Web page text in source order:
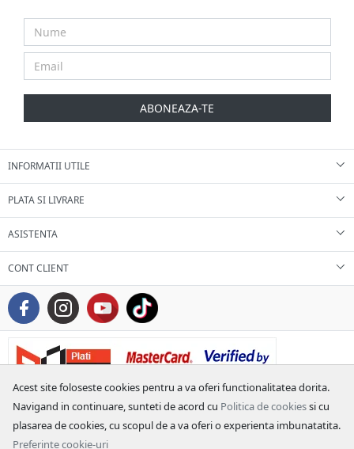
Acest site foloseste cookies pentru a va oferi functionalitatea dorita.
Navigand in continuare, sunteti de acord cu Politica de cookiessi cu
plasarea de cookies, cu scopul de a va oferi o experienta imbunatatita.
Preferinte cookie-uri
ABONEAZA-TE
INFORMATII UTILE
PLATA SI LIVRARE
ASISTENTA
CONT CLIENT